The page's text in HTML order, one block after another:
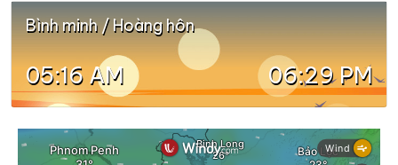
Bình minh / Hoàng hôn
05:16 AM 06:29 PM